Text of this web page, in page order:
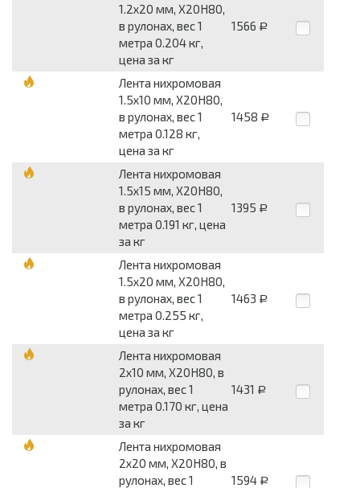
1.2x20 мм, Х20Н80,
в рулонах, вес 1
метра 0.204 кг,
цена за кг
1566 Р
Лента нихромовая
1.5x10 мм, Х20Н80,
в рулонах, вес 1
метра 0.128 кг,
цена за кг
1458 Р
Лента нихромовая
1.5x15 мм, Х20Н80,
в рулонах, вес 1
метра 0.191 кг, цена
за кг
1395 Р
Лента нихромовая
1.5x20 мм, Х20Н80,
в рулонах, вес 1
метра 0.255 кг,
цена за кг
1463 Р
Лента нихромовая
2x10 мм, Х20Н80, в
рулонах, вес 1
метра 0.170 кг, цена
за кг
1431 Р
Лента нихромовая
2x20 мм, Х20Н80, в
рулонах, вес 1
1594 Р